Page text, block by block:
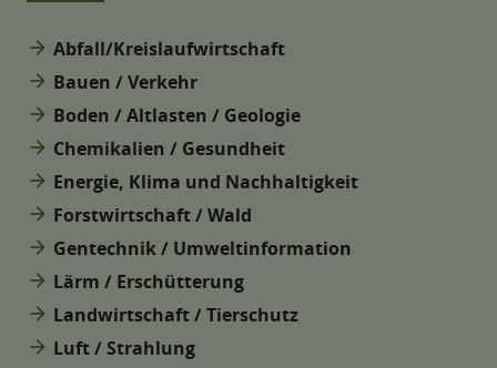
arrow_forward Abfall/Kreislaufwirtschaft
arrow_forward Bauen / Verkehr
arrow_forward Boden / Altlasten / Geologie
arrow_forward Chemikalien / Gesundheit
arrow_forward Energie, Klima und Nachhaltigkeit
arrow_forward Forstwirtschaft / Wald
arrow_forward Gentechnik / Umweltinformation
arrow_forward Lärm / Erschütterung
arrow_forward Landwirtschaft / Tierschutz
arrow_forward Luft / Strahlung